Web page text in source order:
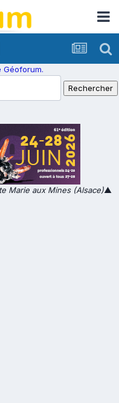
Géoforum.
Marie aux Mines (Alsace)▲